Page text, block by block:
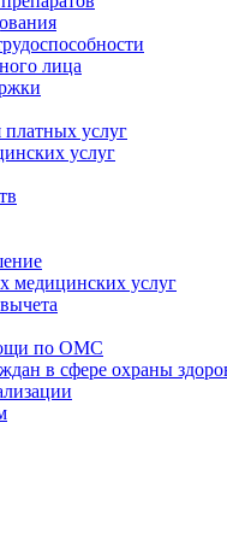
лица
платных услуг
услуг
медицинских услуг
по ОМС
в сфере охраны